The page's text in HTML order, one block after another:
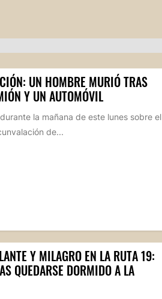
UN HOMBRE MURIÓ TRAS
Y UN AUTOMÓVIL
la mañana de este lunes sobre el
de...
Y MILAGRO EN LA RUTA 19:
QUEDARSE DORMIDO A LA